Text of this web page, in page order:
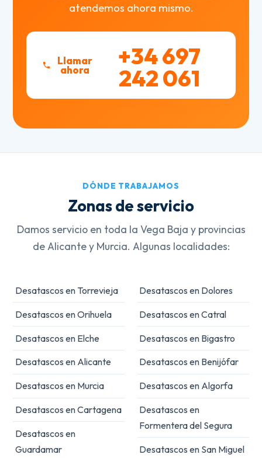
atendemos ahora mismo.
Llamar
ahora +34 697
242 061
DÓNDE TRABAJAMOS
Zonas de servicio
Damos servicio en toda la Vega Baja y provincias
de Alicante y Murcia. Algunas localidades:
Desatascos en Torrevieja
Desatascos en Orihuela
Desatascos en Elche
Desatascos en Alicante
Desatascos en Murcia
Desatascos en Cartagena
Desatascos en
Guardamar
Desatascos en Dolores
Desatascos en Catral
Desatascos en Bigastro
Desatascos en Benijófar
Desatascos en Algorfa
Desatascos en
Formentera del Segura
Desatascos en San Miguel